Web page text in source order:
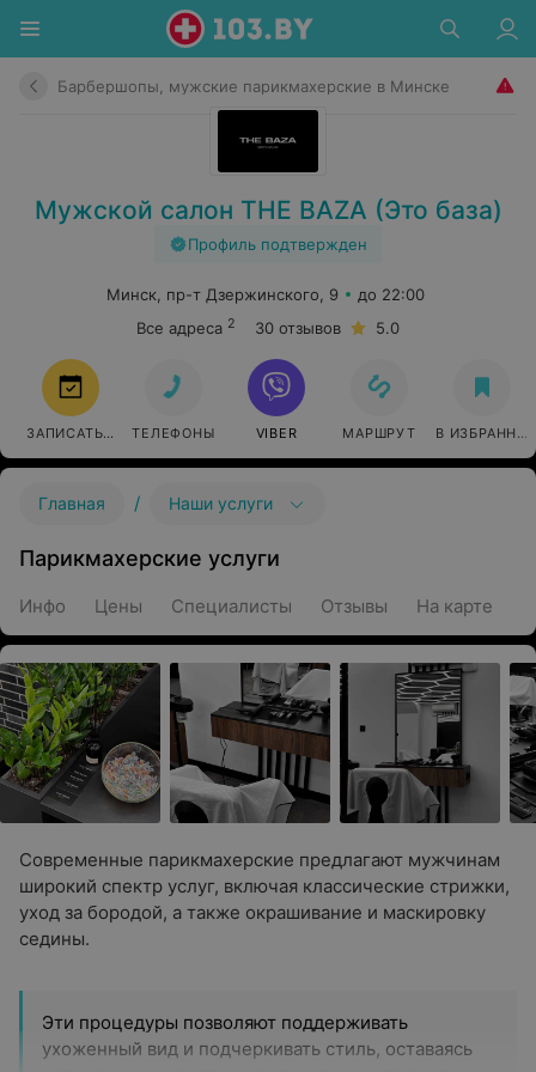
Барбершопы, мужские парикмахерские в Минске
Мужской салон THE BAZA (Это база)
Профиль подтвержден
Минск, пр-т Дзержинского, 9
до 22:00
Все адреса 2 30 отзывов 5.0
ЗАПИСАТЬСЯ ТЕЛЕФОНЫ VIBER МАРШРУТ В ИЗБРАННОЕ
Главная / Наши услуги
Парикмахерские услуги
Инфо Цены Специалисты Отзывы На карте
Современные парикмахерские предлагают мужчинам
широкий спектр услуг, включая классические стрижки,
уход за бородой, а также окрашивание и маскировку
седины.
Эти процедуры позволяют поддерживать
ухоженный вид и подчеркивать стиль, оставаясь